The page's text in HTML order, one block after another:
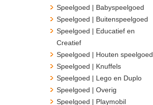
Speelgoed | Babyspeelgoed
Speelgoed | Buitenspeelgoed
Speelgoed | Educatief en
Creatief
Speelgoed | Houten speelgoed
Speelgoed | Knuffels
Speelgoed | Lego en Duplo
Speelgoed | Overig
Speelgoed | Playmobil